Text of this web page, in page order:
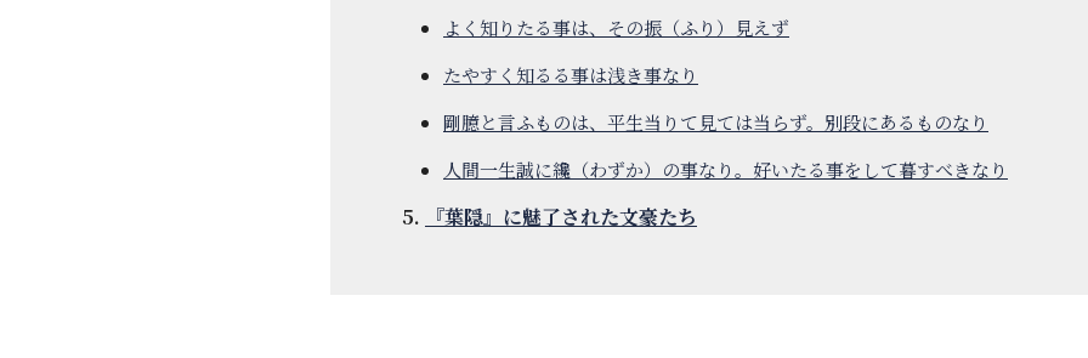
よく知りたる事は、その振（ふり）見えず
たやすく知るる事は浅き事なり
剛臆と言ふものは、平生当りて見ては当らず。別段にあるものなり
人間一生誠に纔（わずか）の事なり。好いたる事をして暮すべきなり
『葉隠』に魅了された文豪たち